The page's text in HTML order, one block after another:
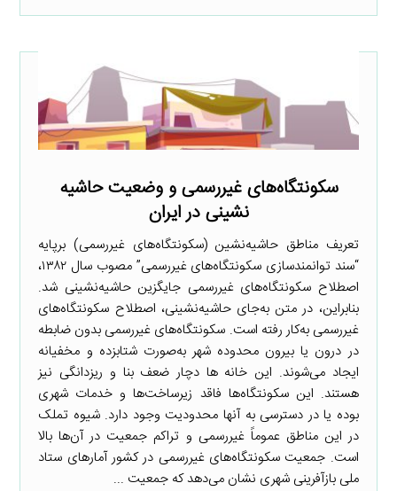
سکونتگاه‌های غیررسمی و وضعیت حاشیه‌
نشینی در ایران
تعریف مناطق حاشیه‌نشین (سکونتگاه‌های غیررسمی) برپایه
“سند توانمندسازی سکونتگاه‌های غیررسمی” مصوب سال ۱۳۸۲،
اصطلاح سکونتگاه‌های غیررسمی جایگزین حاشیه‌نشینی شد.
بنابراین، در متن به‌جای حاشیه‌نشینی، اصطلاح سکونتگاه‌های
غیررسمی به‌کار رفته است. سکونتگاه‌های غیررسمی بدون ضابطه
در درون یا بیرون محدوده شهر به‌صورت شتابزده و مخفیانه
ایجاد می‌شوند. این خانه ها دچار ضعف بنا و ریزدانگی نیز
هستند. این سکونتگاه‌ها فاقد زیرساخت‌ها و خدمات شهری
بوده یا در دسترسی به آنها محدودیت وجود دارد. شیوه تملک
در این مناطق عموماً غیررسمی و تراکم جمعیت در آن‌ها بالا
است. جمعیت سکونتگاه‌های غیررسمی در کشور آمارهای ستاد
ملی بازآفرینی شهری نشان می‌دهد که جمعیت ...